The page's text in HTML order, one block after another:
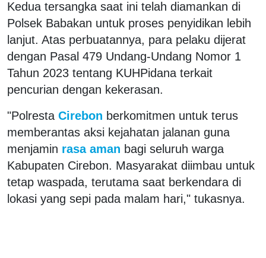
Kedua tersangka saat ini telah diamankan di
Polsek Babakan untuk proses penyidikan lebih
lanjut. Atas perbuatannya, para pelaku dijerat
dengan Pasal 479 Undang-Undang Nomor 1
Tahun 2023 tentang KUHPidana terkait
pencurian dengan kekerasan.
"Polresta Cirebon berkomitmen untuk terus
memberantas aksi kejahatan jalanan guna
menjamin rasa aman bagi seluruh warga
Kabupaten Cirebon. Masyarakat diimbau untuk
tetap waspada, terutama saat berkendara di
lokasi yang sepi pada malam hari," tukasnya.